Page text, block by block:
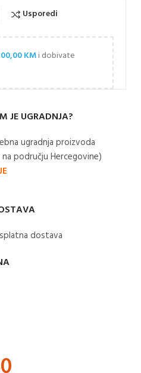
Usporedi
KMi dobivate
JE UGRADNJA?
ugradnja proizvoda
području Hercegovine)
dostava​